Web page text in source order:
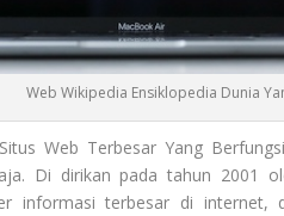
Web Wikipedia Ensiklopedia Dunia
Web Terbesar Yang
Di dirikan pada tahun 2001
informasi terbesar di